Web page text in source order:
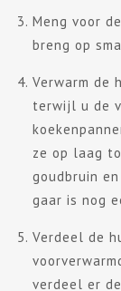
Meng voor
breng op
Verwarm de
terwijl u de
ze op laag
goudbruin
gaar is nog
Verdeel de
verdeel er